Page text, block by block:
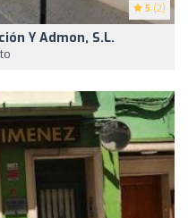
5 (2)
Y Admon, S.L.